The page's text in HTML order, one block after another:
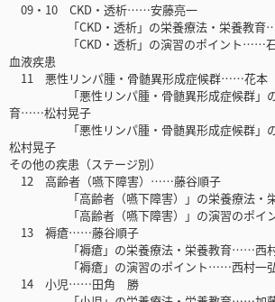
09・10 CKD・透析……安藤亮一
「CKD・透析」の栄養療法・栄養教育
「CKD・透析」の演習のポイント……石
血液疾患
11 悪性リンパ腫・骨髄異形成症候群……花
「悪性リンパ腫・骨髄異形成症候群」の
育……松村晃子
「悪性リンパ腫・骨髄異形成症候群」の
松村晃子
その他の疾患（ステージ別）
12 高齢者（嚥下障害）……藤谷順子
「高齢者（嚥下障害）」の栄養療法・
「高齢者（嚥下障害）」の演習のポイ
13 褥瘡……藤谷順子
「褥瘡」の栄養療法・栄養教育……西村
「褥瘡」の演習のポイント……西村一
14 小児……田角 勝